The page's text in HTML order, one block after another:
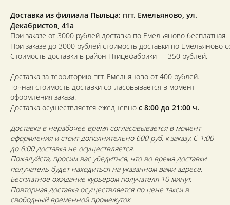
Доставка из филиала Пыльца: пгт. Емельяново, ул.
Декабристов, 41а
При заказе от 3000 рублей доставка по Емельяново бесплатная.
При заказе до 3000 рублей стоимость доставки по Емельяново
Стоимость доставки в район Птицефабрики — 350 рублей.
Доставка за территорию пгт. Емельяново от 400 рублей.
Точная стоимость доставки согласовывается в момент
оформления заказа.
Доставка осуществляется ежедневно с 8:00 до 21:00 ч.
Доставка в нерабочее время согласовывается в момент
оформления и стоит дополнительно 600 руб. к заказу. С 1:00
до 6:00 доставка не осуществляется.
Пожалуйста, просим вас убедиться, что во время доставки
получатель будет находиться на указанном вами адресе.
Бесплатное ожидание курьером получателя 10 минут.
Повторная доставка осуществляется по цене такси в
свободный временной промежуток